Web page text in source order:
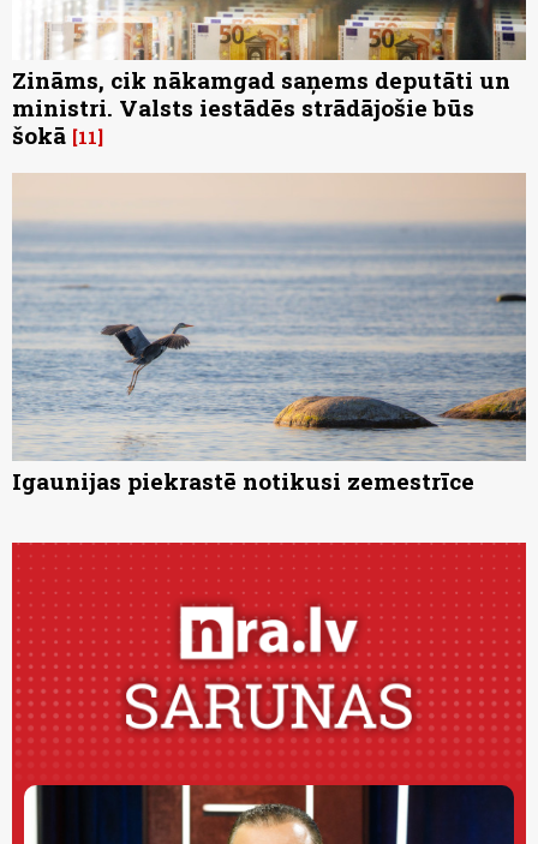
Zināms, cik nākamgad saņems deputāti un
ministri. Valsts iestādēs strādājošie būs
šokā 11
Igaunijas piekrastē notikusi zemestrīce